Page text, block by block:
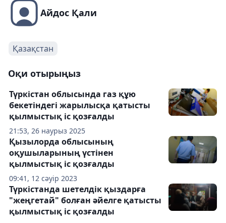
Айдос Қали
Қазақстан
Оқи отырыңыз
21:53, 26 наурыз 2025
Түркістан облысында газ құю
бекетіндегі жарылысқа қатысты
қылмыстық іс қозғалды
09:41, 12 сәуір 2023
Қызылорда облысының
оқушыларының үстінен
қылмыстық іс қозғалды
Түркістанда шетелдік қыздарға
"жеңгетай" болған әйелге қатысты
қылмыстық іс қозғалды